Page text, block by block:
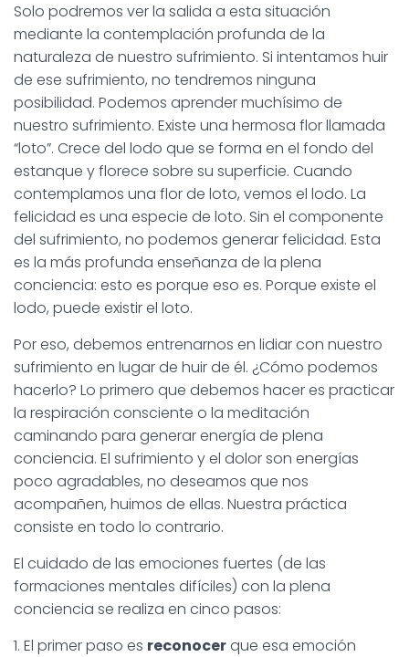
Solo podremos ver la salida a esta situación
mediante la contemplación profunda de la
naturaleza de nuestro sufrimiento. Si intentamos huir
de ese sufrimiento, no tendremos ninguna
posibilidad. Podemos aprender muchísimo de
nuestro sufrimiento. Existe una hermosa flor llamada
“loto”. Crece del lodo que se forma en el fondo del
estanque y florece sobre su superficie. Cuando
contemplamos una flor de loto, vemos el lodo. La
felicidad es una especie de loto. Sin el componente
del sufrimiento, no podemos generar felicidad. Esta
es la más profunda enseñanza de la plena
conciencia: esto es porque eso es. Porque existe el
lodo, puede existir el loto.
Por eso, debemos entrenarnos en lidiar con nuestro
sufrimiento en lugar de huir de él. ¿Cómo podemos
hacerlo? Lo primero que debemos hacer es practicar
la respiración consciente o la meditación
caminando para generar energía de plena
conciencia. El sufrimiento y el dolor son energías
poco agradables, no deseamos que nos
acompañen, huimos de ellas. Nuestra práctica
consiste en todo lo contrario.
El cuidado de las emociones fuertes (de las
formaciones mentales difíciles) con la plena
conciencia se realiza en cinco pasos:
1. El primer paso es reconocerque esa emoción